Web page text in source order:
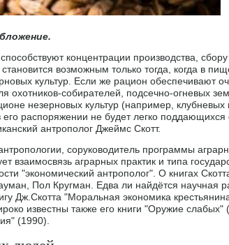
концентрации производства,
возможным только тогда, когда в
культур. Если же рацион обеспечивают
охотников-собирателей, подсечно-огневых
незерновых культур (например,
его распоряжении не будет легко
антрополог Джеймс Скотт.
соруководитель программы
взаимосвязь аграрных практик и типа
"экономический антрополог". О книгах
Пол Кругман. Едва ли найдётся научная
Дж.Скотта "Моральная экономика
известны также его книги "Оружие слабых"
(1990).